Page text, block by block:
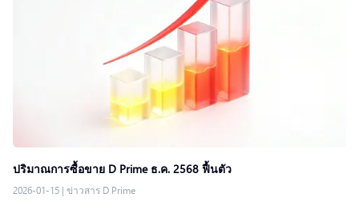
ปริมาณการซื้อขาย D Prime ธ.ค. 2568 ฟื้นตัว
2026-01-15 | ข่าวสาร D Prime